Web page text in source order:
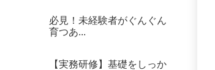
必見！未経験者がぐんぐん
育つあ...
【実務研修】基礎をしっか